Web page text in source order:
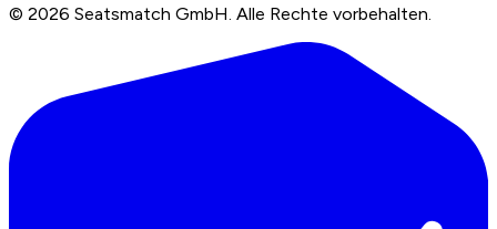
© 2026 Seatsmatch GmbH. Alle Rechte vorbehalten.